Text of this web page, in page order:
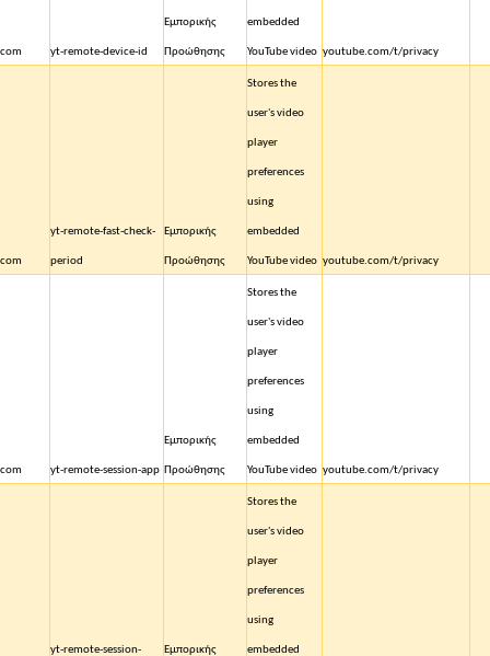
yt-remote-device-id
Εμπορικής
Προώθησης
embedded
YouTube video youtube.com/t/privacy
yt-remote-fast-check-
period
Εμπορικής
Προώθησης
Stores the
user's video
player
preferences
using
embedded
YouTube video youtube.com/t/privacy
yt-remote-session-app
Εμπορικής
Προώθησης
Stores the
user's video
player
preferences
using
embedded
YouTube video youtube.com/t/privacy
yt-remote-session- Εμπορικής
Stores the
user's video
player
preferences
using
embedded